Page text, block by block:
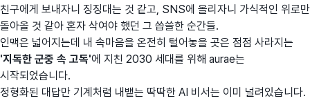
친구에게 보내자니 징징대는 것 같고, SNS에 올리자니 가식적인 위로만
돌아올 것 같아 혼자 삭여야 했던 그 씁쓸한 순간들.
인맥은 넓어지는데 내 속마음을 온전히 털어놓을 곳은 점점 사라지는
'지독한 군중 속 고독'에 지친 2030 세대를 위해 aurae는
시작되었습니다.
정형화된 대답만 기계처럼 내뱉는 딱딱한 AI 비서는 이미 널려있습니다.